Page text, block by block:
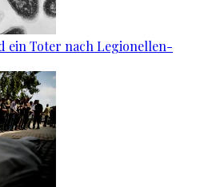
ein Toter nach Legionellen-